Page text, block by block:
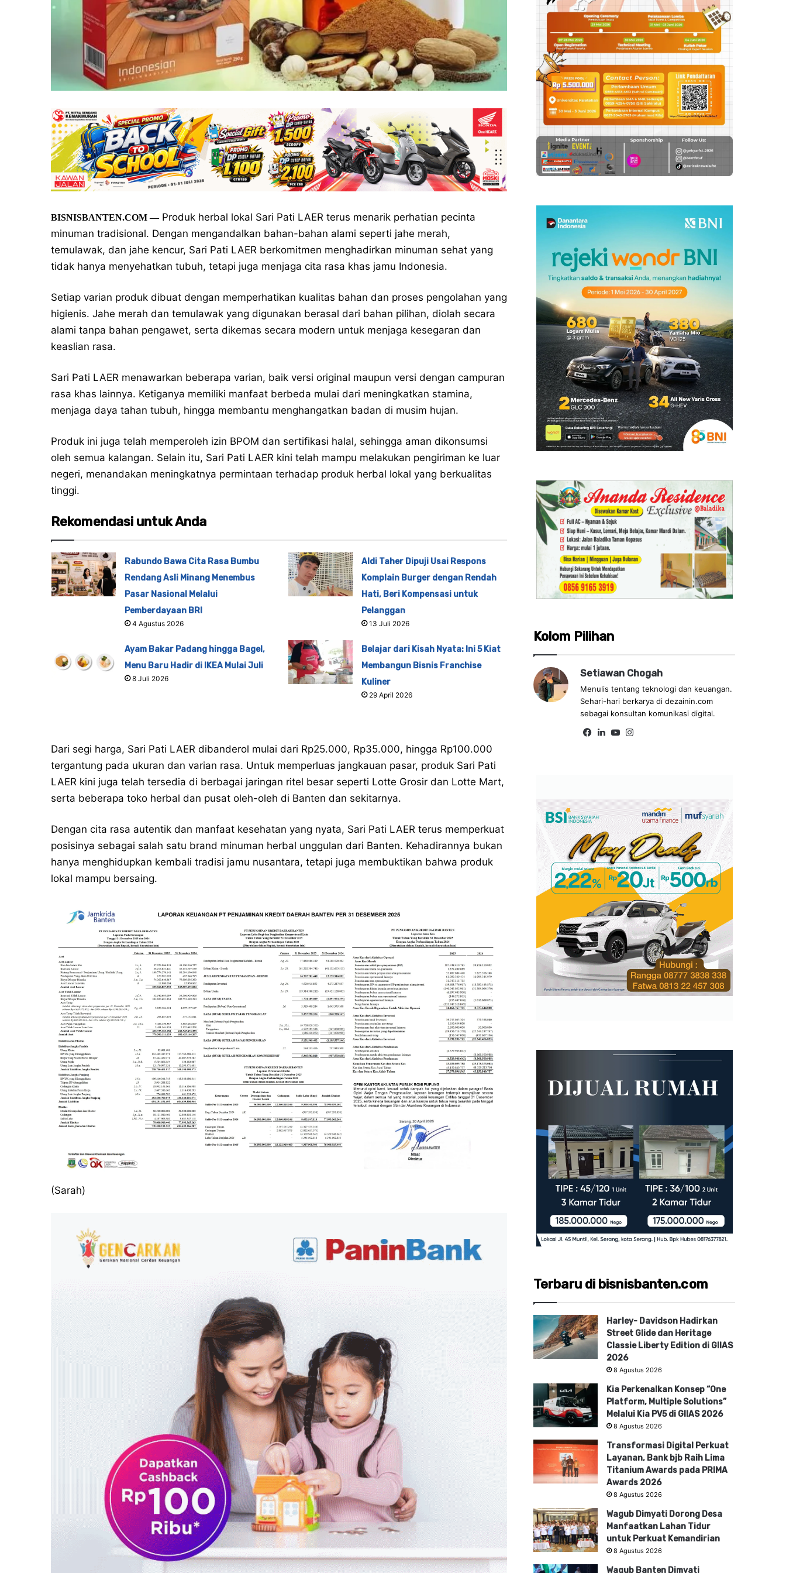
BISNISBANTEN.COM—Produk herbal lokal Sari Pati LAER terus menarik perhatian pecinta
minuman tradisional. Dengan mengandalkan bahan-bahan alami seperti jahe merah,
temulawak, dan jahe kencur, Sari Pati LAER berkomitmen menghadirkan minuman sehat yang
tidak hanya menyehatkan tubuh, tetapi juga menjaga cita rasa khas jamu Indonesia.
Setiap varian produk dibuat dengan memperhatikan kualitas bahan dan proses pengolahan yang
higienis. Jahe merah dan temulawak yang digunakan berasal dari bahan pilihan, diolah secara
alami tanpa bahan pengawet, serta dikemas secara modern untuk menjaga kesegaran dan
keaslian rasa.
Sari Pati LAER menawarkan beberapa varian, baik versi original maupun versi dengan campuran
rasa khas lainnya. Ketiganya memiliki manfaat berbeda mulai dari meningkatkan stamina,
menjaga daya tahan tubuh, hingga membantu menghangatkan badan di musim hujan.
Produk ini juga telah memperoleh izin BPOM dan sertifikasi halal, sehingga aman dikonsumsi
oleh semua kalangan. Selain itu, Sari Pati LAER kini telah mampu melakukan pengiriman ke luar
negeri, menandakan meningkatnya permintaan terhadap produk herbal lokal yang berkualitas
tinggi.
Rekomendasi untuk Anda
Rabundo Bawa Cita Rasa Bumbu
Rendang Asli Minang Menembus
Pasar Nasional Melalui
Pemberdayaan BRI
4 Agustus 2026
Aldi Taher Dipuji Usai Respons
Komplain Burger dengan Rendah
Hati, Beri Kompensasi untuk
Pelanggan
13 Juli 2026
Ayam Bakar Padang hingga Bagel,
Menu Baru Hadir di IKEA Mulai Juli
8 Juli 2026
Belajar dari Kisah Nyata: Ini 5 Kiat
Membangun Bisnis Franchise
Kuliner
29 April 2026
Dari segi harga, Sari Pati LAER dibanderol mulai dari Rp25.000, Rp35.000, hingga Rp100.000
tergantung pada ukuran dan varian rasa. Untuk memperluas jangkauan pasar, produk Sari Pati
LAER kini juga telah tersedia di berbagai jaringan ritel besar seperti Lotte Grosir dan Lotte Mart,
serta beberapa toko herbal dan pusat oleh-oleh di Banten dan sekitarnya.
Dengan cita rasa autentik dan manfaat kesehatan yang nyata, Sari Pati LAER terus memperkuat
posisinya sebagai salah satu brand minuman herbal unggulan dari Banten. Kehadirannya bukan
hanya menghidupkan kembali tradisi jamu nusantara, tetapi juga membuktikan bahwa produk
lokal mampu bersaing.
(Sarah)
Kolom Pilihan
Setiawan Chogah
Menulis tentang teknologi dan keuangan.
Sehari-hari berkarya di dezainin.com
sebagai konsultan komunikasi digital.
Fa Lin Yo
Terbaru di bisnisbanten.com
Harley- Davidson Hadirkan
Street Glide dan Heritage
Classie Liberty Edition di GIIAS
2026
8 Agustus 2026
Kia Perkenalkan Konsep “One
Platform, Multiple Solutions”
Melalui Kia PV5 di GIIAS 2026
8 Agustus 2026
Transformasi Digital Perkuat
Layanan, Bank bjb Raih Lima
Titanium Awards pada PRIMA
Awards 2026
8 Agustus 2026
Wagub Dimyati Dorong Desa
Manfaatkan Lahan Tidur
untuk Perkuat Kemandirian
8 Agustus 2026
Wagub Banten Dimyati